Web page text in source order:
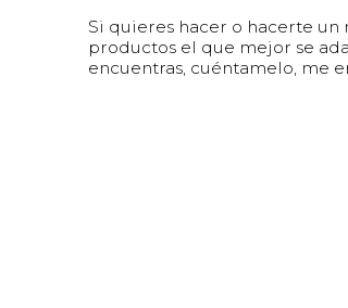
Si quieres hacer o hacerte
productos el que mejor se
encuentras, cuéntamelo, me